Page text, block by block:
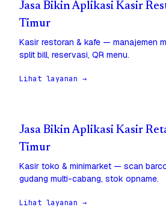
Jasa Bikin Aplikasi Kasir
Timur
Kasir restoran & kafe — manajemen
split bill, reservasi, QR menu.
Lihat layanan →
Jasa Bikin Aplikasi Kasir
Timur
Kasir toko & minimarket — scan
gudang multi-cabang, stok opname.
Lihat layanan →